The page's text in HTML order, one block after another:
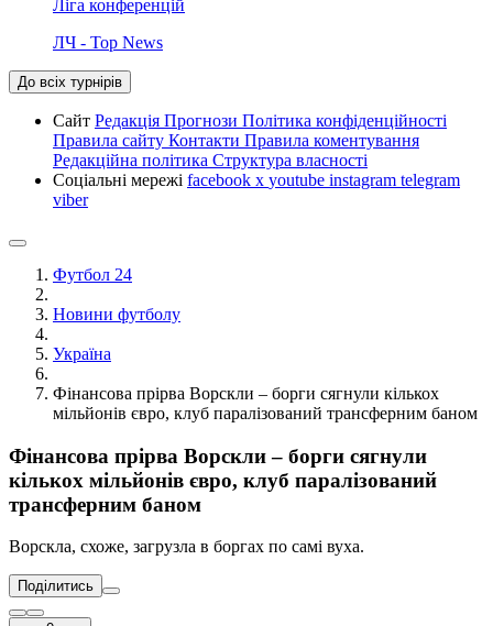
Ліга конференцій
ЛЧ - Top News
До всіх турнірів
Сайт Редакція Прогнози Політика конфіденційності
Правила сайту Контакти Правила коментування
Редакційна політика Структура власності
Соціальні мережі facebook x youtube instagram telegram
viber
Футбол 24
Новини футболу
Україна
Фінансова прірва Ворскли – борги сягнули кількох
мільйонів євро, клуб паралізований трансферним баном
Фінансова прірва Ворскли – борги сягнули
кількох мільйонів євро, клуб паралізований
трансферним баном
Ворскла, схоже, загрузла в боргах по самі вуха.
Поділитись